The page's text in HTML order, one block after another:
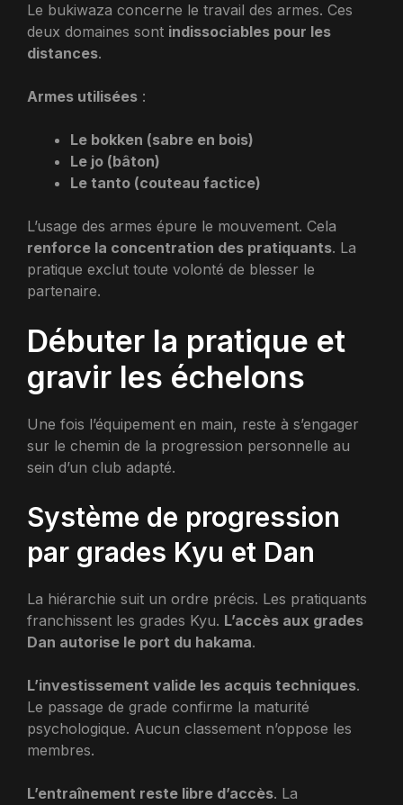
Le bukiwaza concerne le travail des armes. Ces
deux domaines sont indissociables pour les
distances.
Armes utilisées :
Le bokken (sabre en bois)
Le jo (bâton)
Le tanto (couteau factice)
L’usage des armes épure le mouvement. Cela
renforce la concentration des pratiquants. La
pratique exclut toute volonté de blesser le
partenaire.
Débuter la pratique et
gravir les échelons
Une fois l’équipement en main, reste à s’engager
sur le chemin de la progression personnelle au
sein d’un club adapté.
Système de progression
par grades Kyu et Dan
La hiérarchie suit un ordre précis. Les pratiquants
franchissent les grades Kyu. L’accès aux grades
Dan autorise le port du hakama.
L’investissement valide les acquis techniques.
Le passage de grade confirme la maturité
psychologique. Aucun classement n’oppose les
membres.
L’entraînement reste libre d’accès. La